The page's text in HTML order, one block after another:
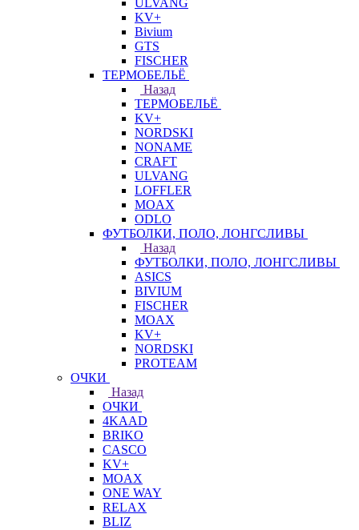
ULVANG
KV+
Bivium
GTS
FISCHER
ТЕРМОБЕЛЬЁ
Назад
ТЕРМОБЕЛЬЁ
KV+
NORDSKI
NONAME
CRAFT
ULVANG
LOFFLER
MOAX
ODLO
ФУТБОЛКИ, ПОЛО, ЛОНГСЛИВЫ
Назад
ФУТБОЛКИ, ПОЛО, ЛОНГСЛИВЫ
ASICS
BIVIUM
FISCHER
MOAX
KV+
NORDSKI
PROTEAM
ОЧКИ
Назад
ОЧКИ
4KAAD
BRIKO
CASCO
KV+
MOAX
ONE WAY
RELAX
BLIZ